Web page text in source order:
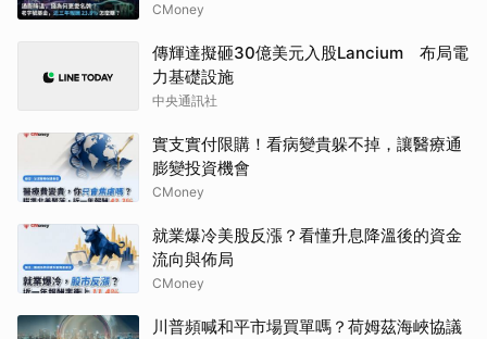
CMoney
傳輝達擬砸30億美元入股Lancium 布局電
力基礎設施
中央通訊社
實支實付限購！看病變貴躲不掉，讓醫療通
膨變投資機會
CMoney
就業爆冷美股反漲？看懂升息降溫後的資金
流向與佈局
CMoney
川普頻喊和平市場買單嗎？荷姆茲海峽協議